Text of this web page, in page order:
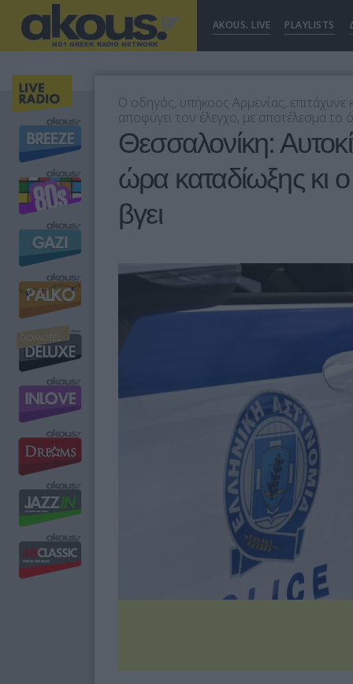
AKOUS. LIVE PLAYLISTS
Ο οδηγός, υπήκοος Αρμενίας, επιτάχυνε
αποφύγει τον έλεγχο, με αποτέλεσμα το
Θεσσαλονίκη:
ώρα καταδίωξης κι
βγει